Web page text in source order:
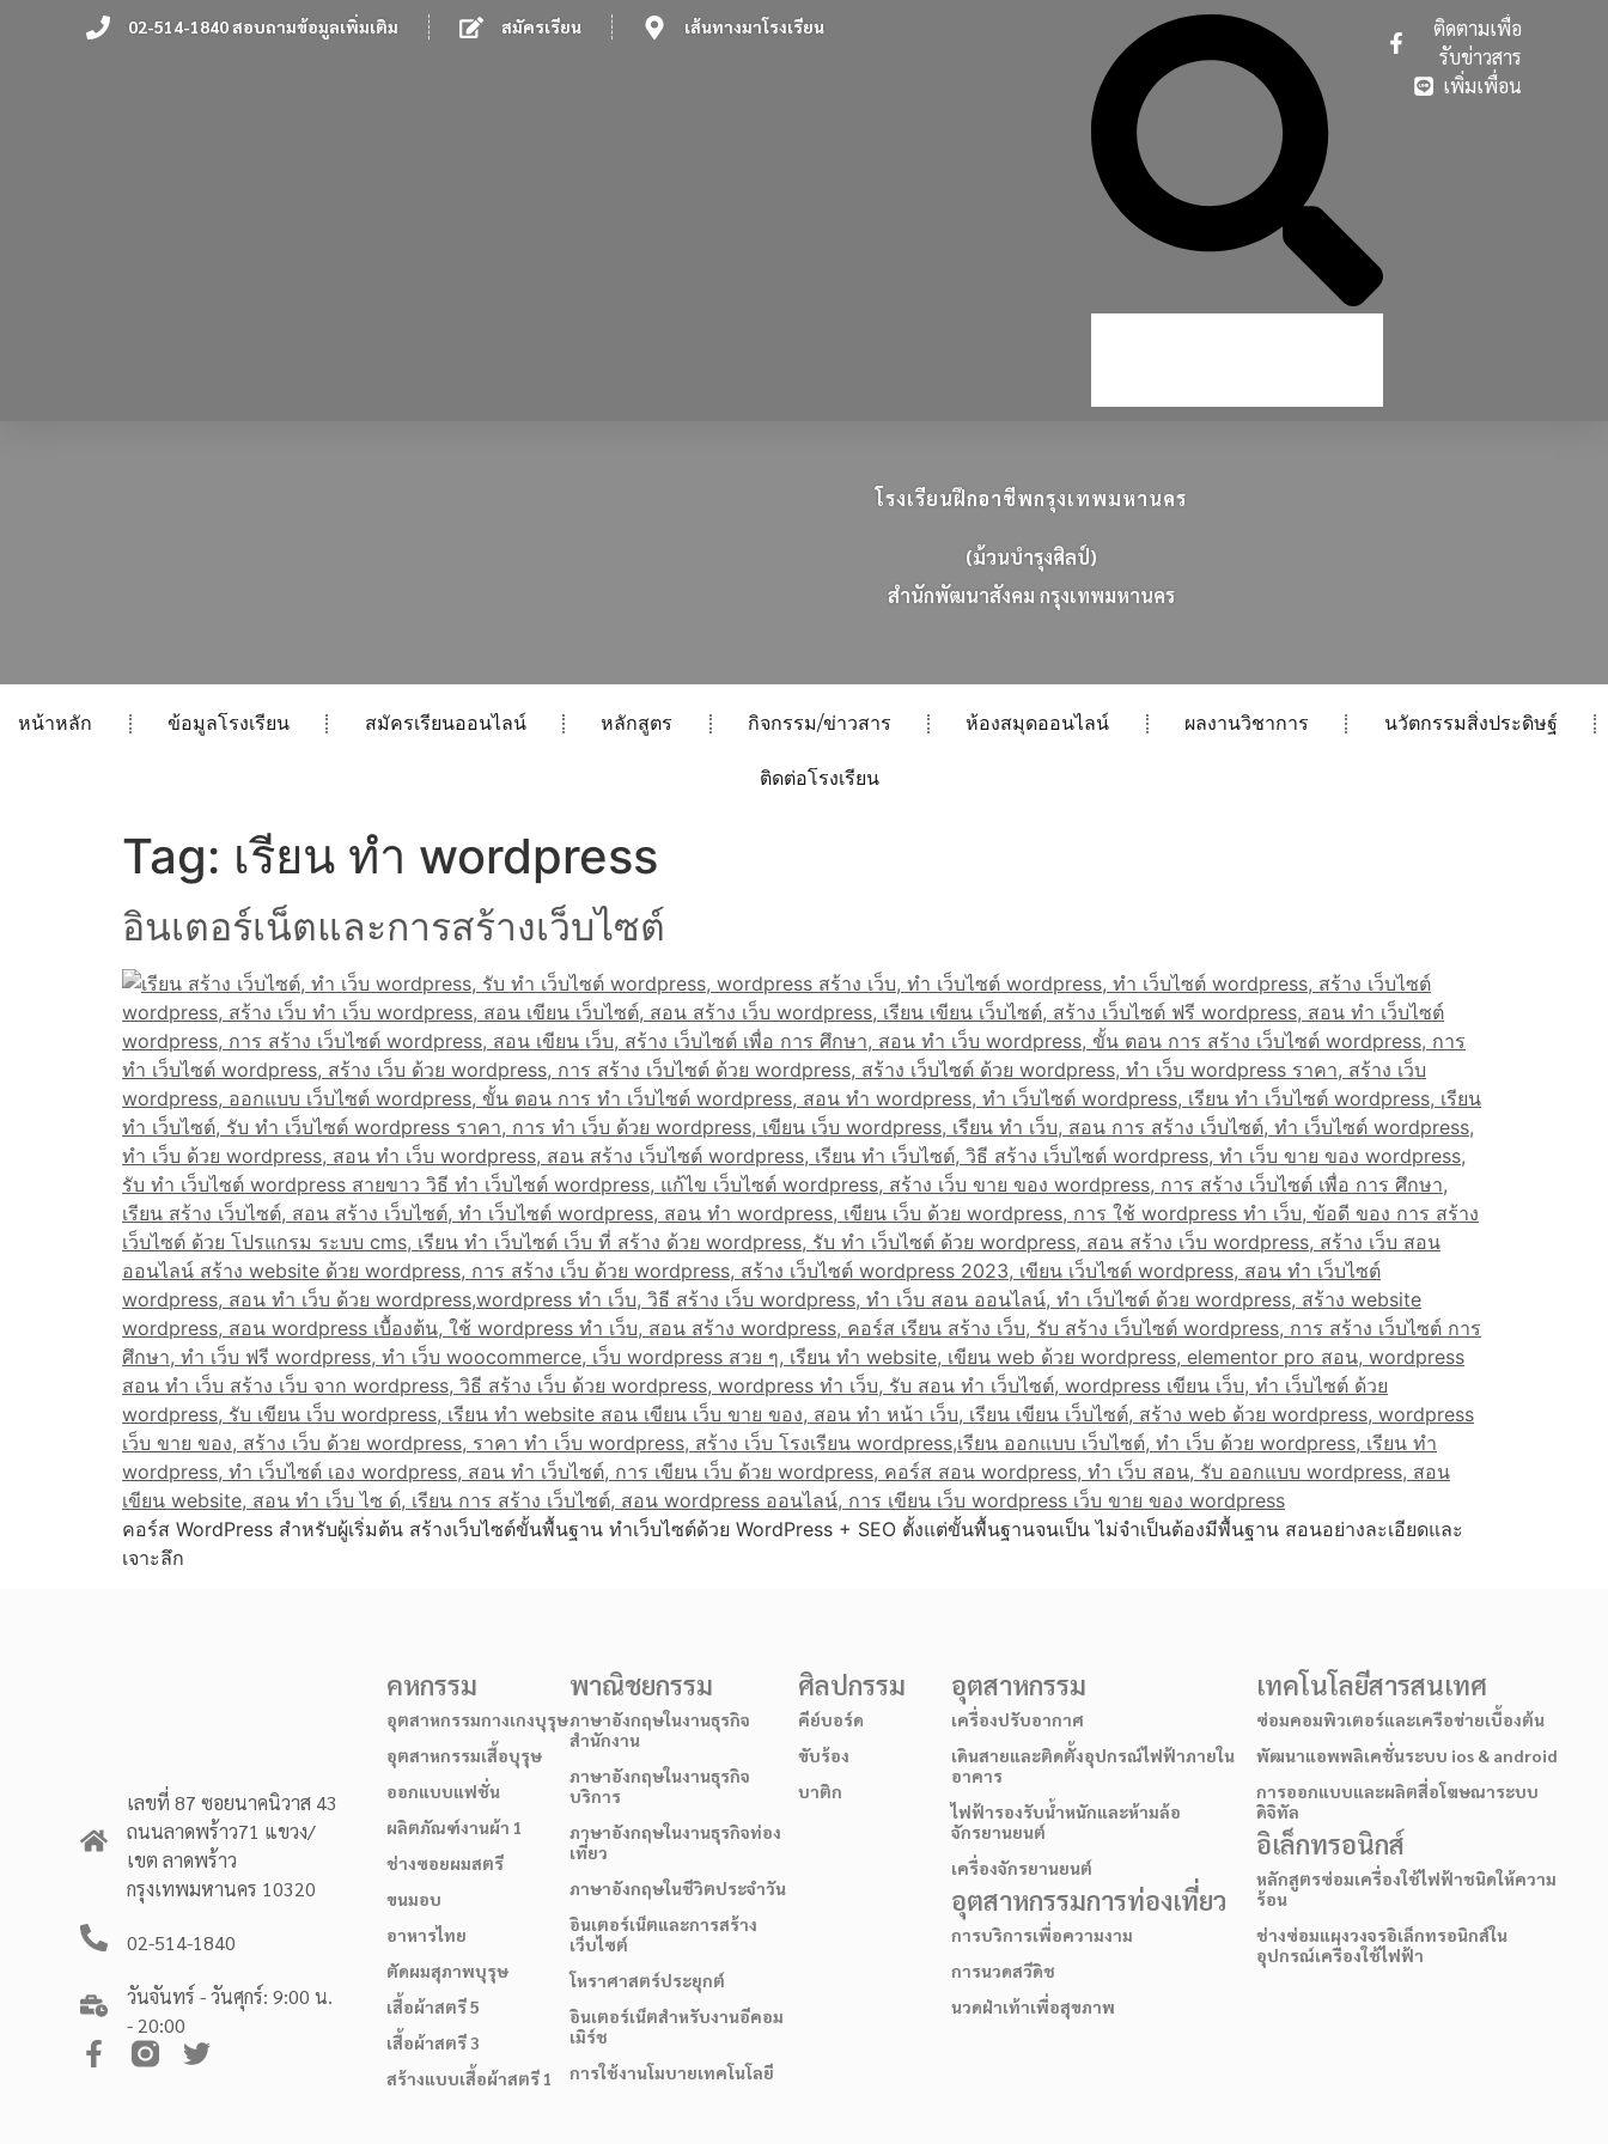
02-514-1840 สอบถามข้อมูลเพิ่มเติม สมัครเรียน เส้นทางมาโรงเรียน
ติดตามเพื่อ
รับข่าวสาร
เพิ่มเพื่อน
โรงเรียนฝึกอาชีพกรุงเทพมหานคร
(ม้วนบำรุงศิลป์)
สนกพฒนาสงคม กรงเทพมหานคร
หน้าหลัก ข้อมูลโรงเรียน สมัครเรียนออนไลน์ หลักสูตร กิจกรรม/ข่าวสาร ห้องสมุดออนไลน์ ผลงานวิชาการ นวัตกรรมสิ่งประดิษฐ์
ติดต่อโรงเรียน
Tag: เรียน ทำ wordpress
อินเตอร์เน็ตและการสร้างเว็บไซต์
คอร์ส WordPress สำหรับผู้เริ่มต้น สร้างเว็บไซต์ขั้นพื้นฐาน ทำเว็บไซต์ด้วย WordPress + SEO ตั้งแต่ขั้นพื้นฐานจนเป็น ไม่จำเป็นต้องมีพื้นฐาน สอนอย่างละเอียดและ
เจาะลึก
เลขที่ 87 ซอยนาคนิวาส 43
ถนนลาดพร้าว71 แขวง/
เขต ลาดพร้าว
กรุงเทพมหานคร 10320
02-514-1840
วันจันทร์ - วันศุกร์: 9:00 น.
- 20:00
คหกรรม
อุตสาหกรรมกางเกงบุรุษ
อุตสาหกรรมเสื้อบุรุษ
ออกแบบแฟชั่น
ผลิตภัณฑ์งานผ้า 1
ช่างซอยผมสตรี
ขนมอบ
อาหารไทย
ตัดผมสุภาพบุรุษ
เสื้อผ้าสตรี 5
เสื้อผ้าสตรี 3
สร้างแบบเสื้อผ้าสตรี 1
พาณิชยกรรม
ภาษาอังกฤษในงานธุรกิจ
สำนักงาน
ภาษาอังกฤษในงานธุรกิจ
บริการ
ภาษาอังกฤษในงานธุรกิจท่อง
เที่ยว
ภาษาอังกฤษในชีวิตประจำวัน
อินเตอร์เน็ตและการสร้าง
เว็บไซต์
โหราศาสตร์ประยุกต์
อินเตอร์เน็ตสำหรับงานอีคอม
เมิร์ช
การใช้งานโมบายเทคโนโลยี
ศิลปกรรม
คีย์บอร์ด
ขับร้อง
บาติก
อุตสาหกรรม
เครื่องปรับอากาศ
เดินสายและติดตั้งอุปกรณ์ไฟฟ้าภายใน
อาคาร
ไฟฟ้ารองรับน้ำหนักและห้ามล้อ
จักรยานยนต์
เครื่องจักรยานยนต์
อุตสาหกรรมการท่องเที่ยว
การบริการเพื่อความงาม
การนวดสวีดิช
นวดฝ่าเท้าเพื่อสุขภาพ
เทคโนโลยีสารสนเทศ
ซ่อมคอมพิวเตอร์และเครือข่ายเบื้องต้น
พัฒนาแอพพลิเคชั่นระบบ ios & android
การออกแบบและผลิตสื่อโฆษณาระบบ
ดิจิทัล
อิเล็กทรอนิกส์
หลักสูตรซ่อมเครื่องใช้ไฟฟ้าชนิดให้ความ
ร้อน
ช่างซ่อมแผงวงจรอิเล็กทรอนิกส์ใน
อุปกรณ์เครื่องใช้ไฟฟ้า